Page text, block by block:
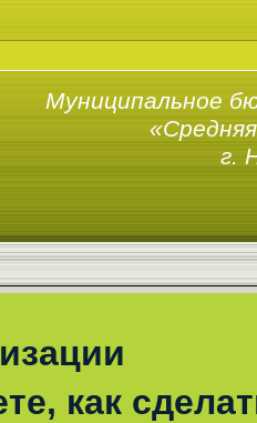
Муниципальное
г.
как